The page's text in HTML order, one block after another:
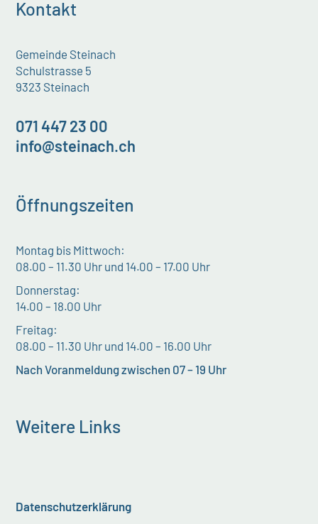
Kontakt
Gemeinde Steinach
Schulstrasse 5
9323 Steinach
071 447 23 00
info@steinach.ch
Öffnungszeiten
Montag bis Mittwoch:
08.00 – 11.30 Uhr und 14.00 – 17.00 Uhr
Donnerstag:
14.00 – 18.00 Uhr
Freitag:
08.00 – 11.30 Uhr und 14.00 – 16.00 Uhr
Nach Voranmeldung zwischen 07 – 19 Uhr
Weitere Links
Datenschutzerklärung